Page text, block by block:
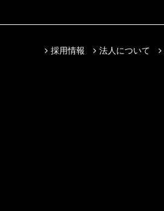
採用情報 法人について